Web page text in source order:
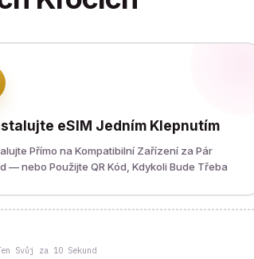
eSIM Jedním Klepnutím
Přímo na Kompatibilní Zařízení za Pár
— nebo Použijte QR Kód, Kdykoli Bude Třeba
Svůj za 10 Sekund